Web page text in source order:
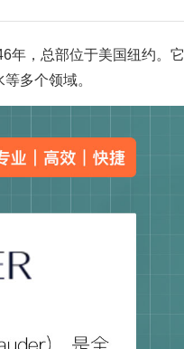
年，总部位于美国纽约。它
多个领域。